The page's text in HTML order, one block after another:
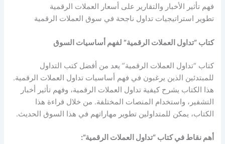
فهم تأثير الأخبار والتقارير على أسعار العملات الرقمية
تطوير استراتيجيات تداول ناجحة في سوق العملات الرقمية
كتاب “تداول العملات الرقمية” لفهم أساسيات السوق
كتاب “تداول العملات الرقمية” يعد من أفضل كتب التداول
للمبتدئين الذين يرغبون في فهم أساسيات تداول العملات الرقمية.
هذا الكتاب يشرح كيفية تداول العملات الرقمية، وفهم تأثير أخبار
التشفير، واستخدام المنصات المختلفة. من خلال قراءة هذا
الكتاب، يمكن للمتداولين تطوير مهاراتهم في هذا السوق الحديث.
أهم نقاط في كتاب “تداول العملات الرقمية”: